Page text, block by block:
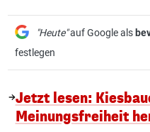
"Heute"auf Google als
festlegen
Jetzt lesen:
Meinungsfreiheit